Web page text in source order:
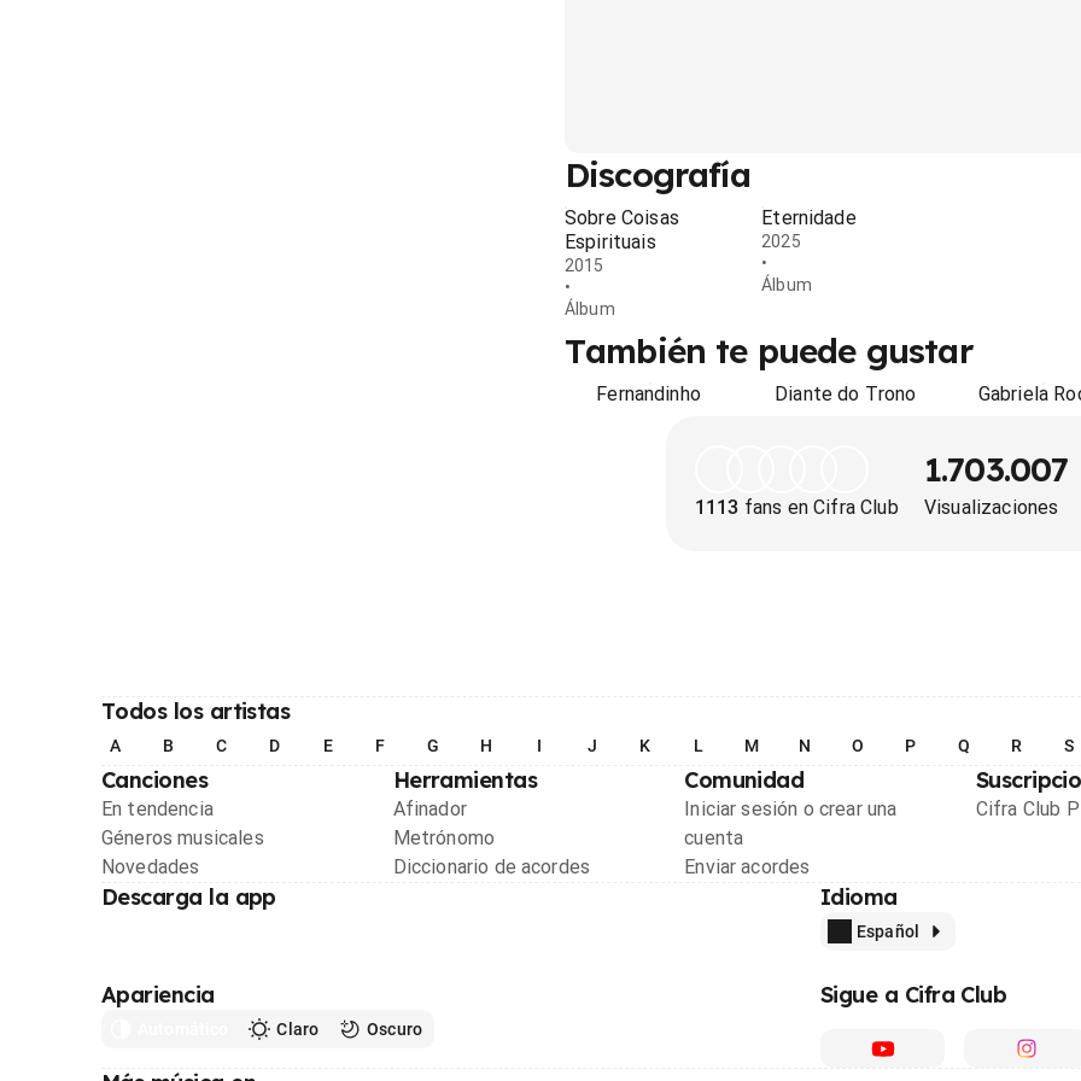
Discografía
Sobre Coisas
Espirituais
2015
•
Álbum
Eternidade
2025
•
Álbum
También te puede gustar
Fernandinho Diante do Trono Gabriela
1113 fans en Cifra Club
1.703.007
Visualizaciones
Todos los artistas
A B C D E F G H I J K L M N O P Q R S
Canciones
En tendencia
Géneros musicales
Novedades
Herramientas
Afinador
Metrónomo
Diccionario de acordes
Comunidad
Iniciar sesión o crear una
cuenta
Enviar acordes
Cifra Club
Descarga la app Idioma
Español
Apariencia
Claro Oscuro
Sigue a Cifra Club